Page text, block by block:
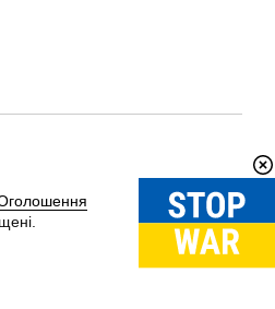
Вгору↑